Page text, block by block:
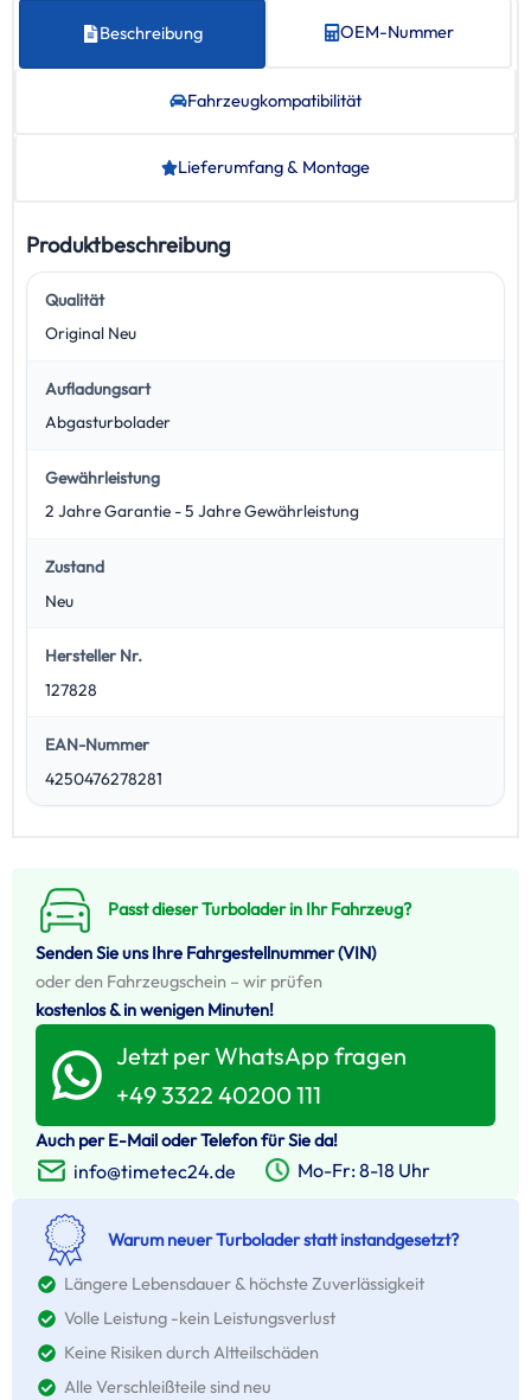
Beschreibung OEM-Nummer
Fahrzeug­kompatibilität
Lieferumfang & Montage
Produktbeschreibung
Qualität
Original Neu
Aufladungsart
Abgasturbolader
Gewährleistung
2 Jahre Garantie - 5 Jahre Gewährleistung
Zustand
Neu
Hersteller Nr.
127828
EAN-Nummer
4250476278281
Passt dieser Turbolader in Ihr Fahrzeug?
Senden Sie uns Ihre Fahrgestellnummer (VIN)
oder den Fahrzeugschein – wir prüfen
kostenlos & in wenigen Minuten!
Jetzt per WhatsApp fragen
+49 3322 40200 111
Auch per E-Mail oder Telefon für Sie da!
info@timetec24.de Mo-Fr: 8-18 Uhr
Warum neuer Turbolader statt instandgesetzt?
Längere Lebensdauer & höchste Zuverlässigkeit
Volle Leistung -kein Leistungsverlust
Keine Risiken durch Altteilschäden
Alle Verschleißteile sind neu